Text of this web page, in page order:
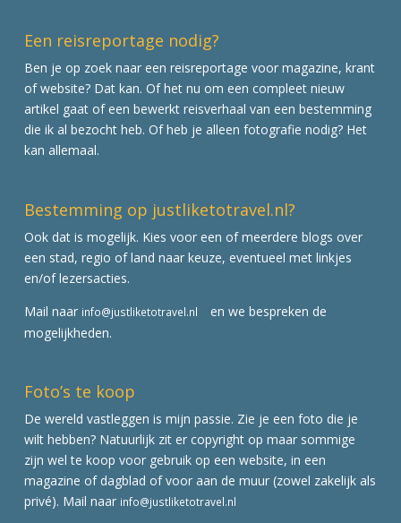
Een reisreportage nodig?
Ben je op zoek naar een reisreportage voor magazine, krant
of website? Dat kan. Of het nu om een compleet nieuw
artikel gaat of een bewerkt reisverhaal van een bestemming
die ik al bezocht heb. Of heb je alleen fotografie nodig? Het
kan allemaal.
Bestemming op justliketotravel.nl?
Ook dat is mogelijk. Kies voor een of meerdere blogs over
een stad, regio of land naar keuze, eventueel met linkjes
en/of lezersacties.
Mail naar info@justliketotravel.nl
en we bespreken de
mogelijkheden.
Foto’s te koop
De wereld vastleggen is mijn passie. Zie je een foto die je
wilt hebben? Natuurlijk zit er copyright op maar sommige
zijn wel te koop voor gebruik op een website, in een
magazine of dagblad of voor aan de muur (zowel zakelijk als
privé). Mail naar info@justliketotravel.nl